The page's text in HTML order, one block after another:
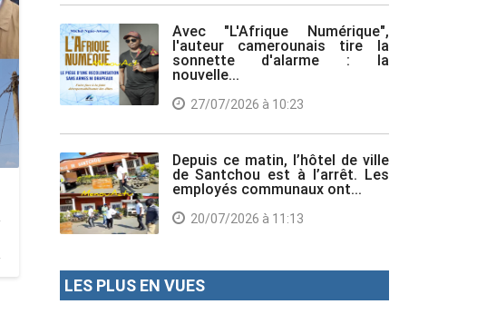
Avec "L'Afrique Numérique",
l'auteur camerounais tire la
sonnette d'alarme : la
nouvelle...
27/07/2026 à 10:23
Depuis ce matin, l’hôtel de ville
de Santchou est à l’arrêt. Les
employés communaux ont...
20/07/2026 à 11:13
LES PLUS EN VUES